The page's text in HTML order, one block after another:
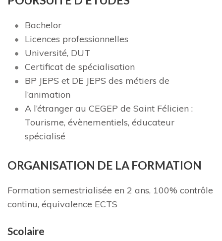
Bachelor
Licences professionnelles
Université, DUT
Certificat de spécialisation
BP JEPS et DE JEPS des métiers de
l’animation
A l’étranger au CEGEP de Saint Félicien :
Tourisme, évènementiels, éducateur
spécialisé
ORGANISATION DE LA FORMATION
Formation semestrialisée en 2 ans, 100% contrôle
continu, équivalence ECTS
Scolaire